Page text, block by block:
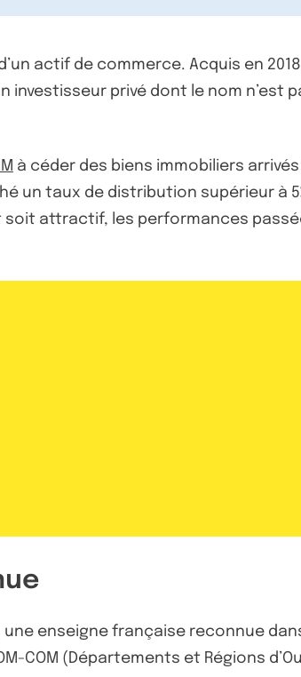
actif de commerce. Acquis en
investisseur privé dont le nom n’est
à céder des biens immobiliers
un taux de distribution supérieur à
soit attractif, les performances
une enseigne française reconnue
COM (Départements et Régions